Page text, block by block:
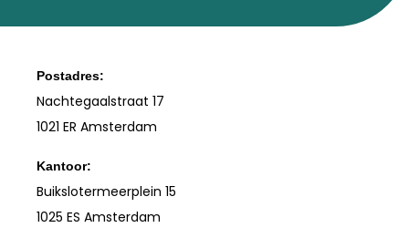
Postadres:
Nachtegaalstraat 17
1021 ER Amsterdam
Kantoor:
Buikslotermeerplein 15
1025 ES Amsterdam